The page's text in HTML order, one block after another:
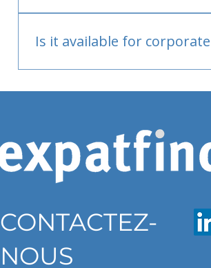
Is it available for
CONTACTEZ-
NOUS